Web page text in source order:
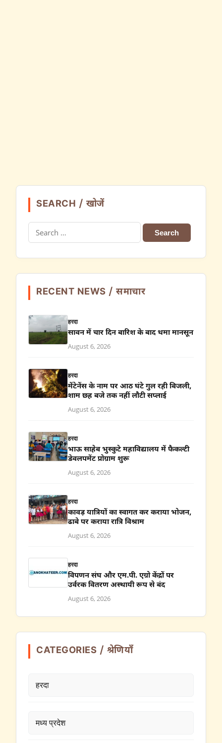
SEARCH / खोजें
for:
RECENT NEWS / समाचार
हरदा
सावन में चार दिन बारिश के बाद थमा मानसून
August 6, 2026
हरदा
मेंटेनेंस के नाम पर आठ घंटे गुल रही बिजली,
शाम छह बजे तक नहीं लौटी सप्लाई
August 6, 2026
हरदा
भाऊ साहेब भुस्कुटे महाविद्यालय में फैकल्टी
डेवलपमेंट प्रोग्राम शुरू
August 6, 2026
हरदा
कावड़ यात्रियों का स्वागत कर कराया भोजन,
ढाबे पर कराया रात्रि विश्राम
August 6, 2026
हरदा
विपणन संघ और एम.पी. एग्रो केंद्रों पर
उर्वरक वितरण अस्थायी रूप से बंद
August 6, 2026
CATEGORIES / श्रेणियाँ
हरदा
मध्य प्रदेश